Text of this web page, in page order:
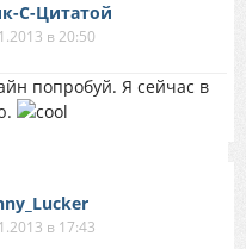
С-Цитатой
в 20:50
попробуй. Я сейчас в
в 17:43